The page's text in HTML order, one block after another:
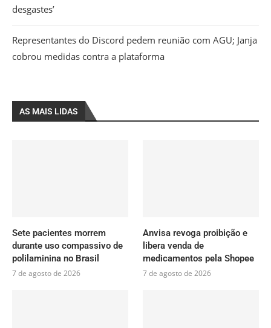
desgastes’
Representantes do Discord pedem reunião com AGU; Janja
cobrou medidas contra a plataforma
AS MAIS LIDAS
Sete pacientes morrem
durante uso compassivo de
polilaminina no Brasil
7 de agosto de 2026
Anvisa revoga proibição e
libera venda de
medicamentos pela Shopee
7 de agosto de 2026